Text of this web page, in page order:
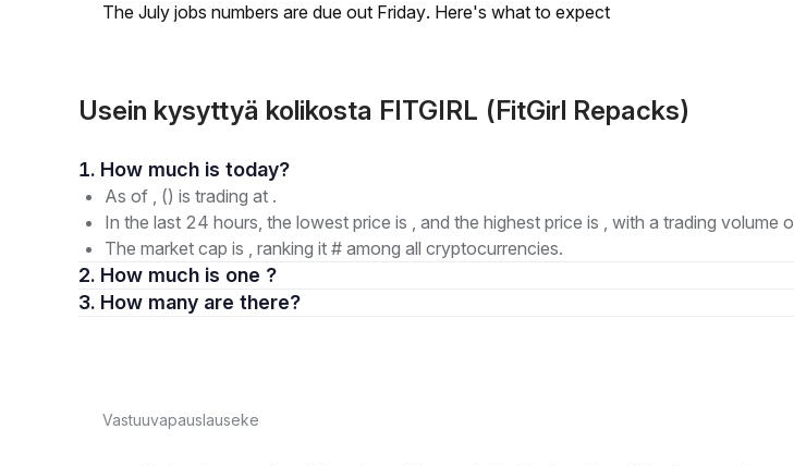
The July jobs numbers are due out Friday. Here's what to expect
Usein kysyttyä kolikosta FITGIRL (FitGirl Repacks)
1. How much is today?
As of , () is trading at .
In the last 24 hours, the lowest price is , and the highest price is , with a trading volume
The market cap is , ranking it # among all cryptocurrencies.
2. How much is one ?
3. How many are there?
Vastuuvapauslauseke